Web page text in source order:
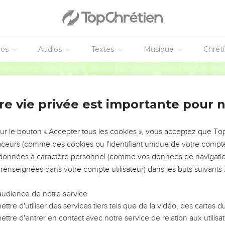
Audios Textes Musique
et ils avaient vu tous les miracles qu’il y avait faits.
Galilée où il avait changé l’eau en vin. Or, à Capernaüm,
était revenu de Judée en Galilée, il alla le trouver et le
mourir.
vous toujours incapables de croire si vous ne voyez pas des
le pressait : — Seigneur, de grâce, viens vite avant que mon
chez toi, ton fils est vivant. Cet homme crut Jésus sur parole
plusieurs de ses serviteurs accoururent à sa rencontre et lui
heure son état s’était amélioré. Ils lui répondirent : — La
l’heure même où Jésus lui avait dit : « Ton fils est vivant
vie privée est importante pour
le bouton « Accepter tous les cookies », vous acceptez que
(comme des cookies ou l'identifiant unique de votre
à caractère personnel (comme vos données de
dans votre compte utilisateur) dans les buts suivants :
de notre service
d'utiliser des services tiers tels que de la vidéo, des cartes
d'entrer en contact avec notre service de relation aux